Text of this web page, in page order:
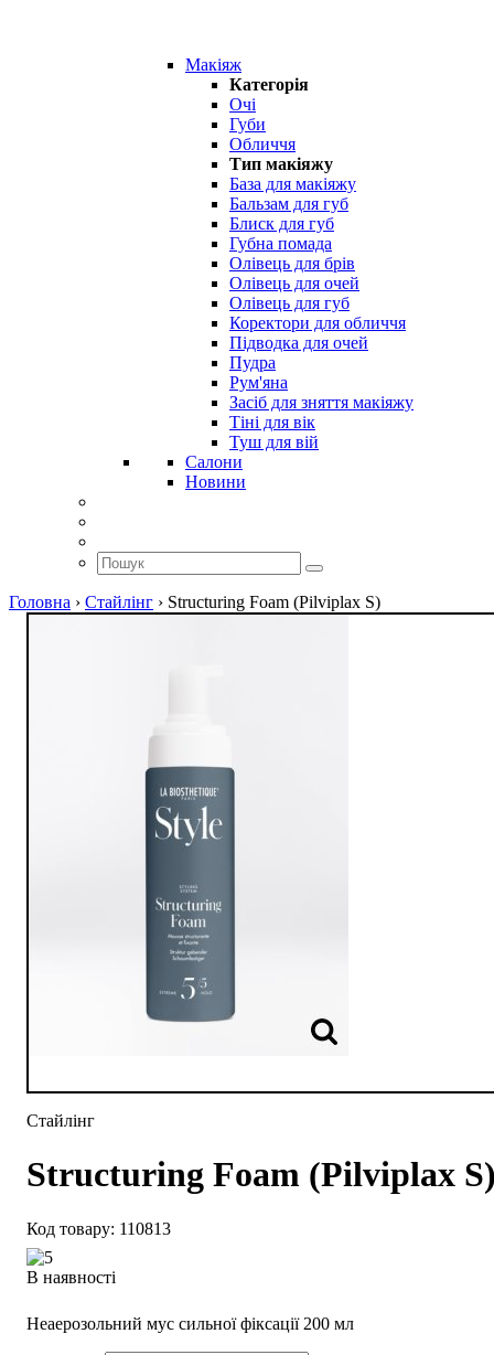
Макіяж
Категорія
Очі
Губи
Обличчя
Тип макіяжу
База для макіяжу
Бальзам для губ
Блиск для губ
Губна помада
Олівець для брів
Олівець для очей
Олівець для губ
Коректори для обличчя
Підводка для очей
Пудра
Рум'яна
Засіб для зняття макіяжу
Тіні для вік
Туш для вій
Салони
Новини
Головна › Стайлінг › Structuring Foam (Pilviplax S)
Стайлінг
Structuring Foam (Pilviplax
110813
В наявності
Неаерозольний мус сильної фіксації 200 мл